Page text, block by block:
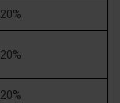
20%
20%
20%